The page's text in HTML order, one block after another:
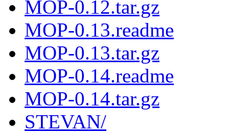
MOP-0.12.tar.gz
MOP-0.13.readme
MOP-0.13.tar.gz
MOP-0.14.readme
MOP-0.14.tar.gz
STEVAN/